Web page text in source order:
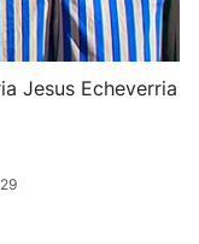
Jesus Echeverria